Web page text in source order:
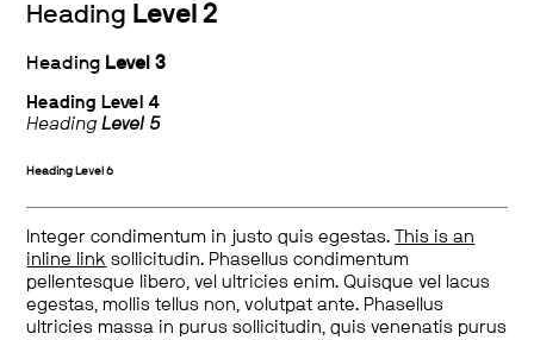
Heading Level 2
Heading Level 3
Heading Level 4
HeadingLevel 5
Heading Level 6
Integer condimentum in justo quis egestas.
This is an
inline link sollicitudin. Phasellus condimentum
pellentesque libero, vel ultricies enim. Quisque vel lacus
egestas, mollis tellus non, volutpat ante. Phasellus
ultricies massa in purus sollicitudin, quis venenatis purus